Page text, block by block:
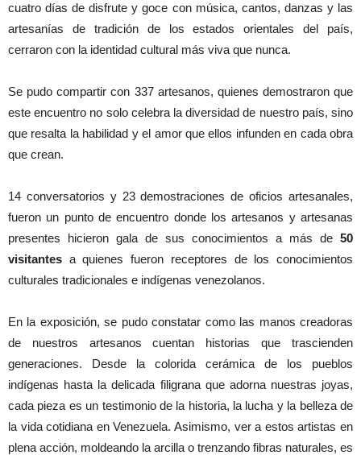
cuatro días de disfrute y goce con música, cantos, danzas y las
artesanías de tradición de los estados orientales del país,
cerraron con la identidad cultural más viva que nunca.
Se pudo compartir con 337 artesanos, quienes demostraron que
este encuentro no solo celebra la diversidad de nuestro país, sino
que resalta la habilidad y el amor que ellos infunden en cada obra
que crean.
14 conversatorios y 23 demostraciones de oficios artesanales,
fueron un punto de encuentro donde los artesanos y artesanas
presentes hicieron gala de sus conocimientos a más de 50
visitantes a quienes fueron receptores de los conocimientos
culturales tradicionales e indígenas venezolanos.
En la exposición, se pudo constatar como las manos creadoras
de nuestros artesanos cuentan historias que trascienden
generaciones. Desde la colorida cerámica de los pueblos
indígenas hasta la delicada filigrana que adorna nuestras joyas,
cada pieza es un testimonio de la historia, la lucha y la belleza de
la vida cotidiana en Venezuela. Asimismo, ver a estos artistas en
plena acción, moldeando la arcilla o trenzando fibras naturales, es